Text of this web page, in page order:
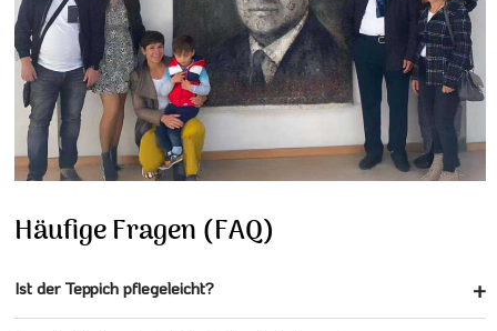
Häufige Fragen (FAQ)
Ist der Teppich pflegeleicht?